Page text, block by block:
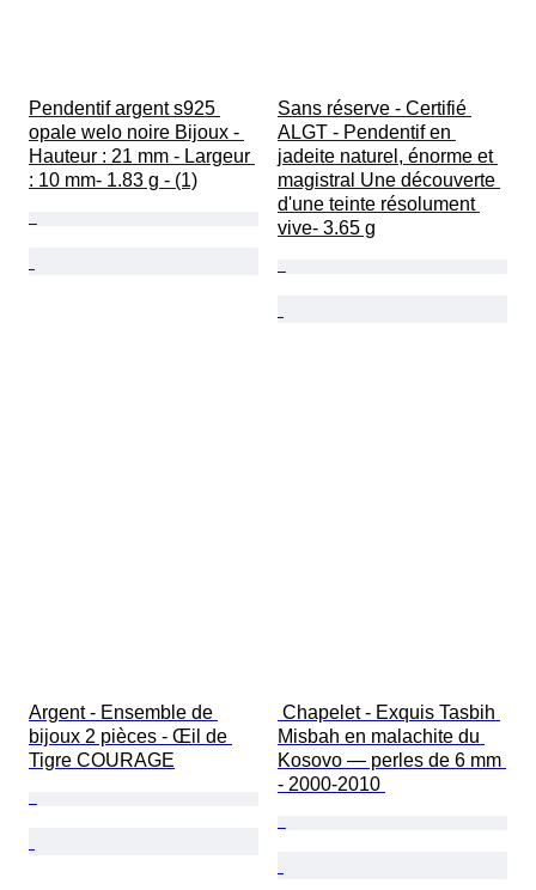
Pendentif argent s925
opale welo noire Bijoux -
Hauteur : 21 mm - Largeur
: 10 mm- 1.83 g - (1)
Sans réserve - Certifié
ALGT - Pendentif en
jadeite naturel, énorme et
magistral Une découverte
d'une teinte résolument
vive- 3.65 g
Argent - Ensemble de
bijoux 2 pièces - Œil de
Tigre COURAGE
Misbah en malachite du
Kosovo — perles de 6 mm
- 2000-2010